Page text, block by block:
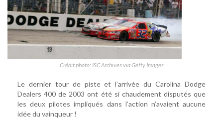
Crédit photo: ISC Archives via Getty Images
Le dernier tour de piste et l’arrivée du Carolina Dodge
Dealers 400 de 2003 ont été si chaudement disputés que
les deux pilotes impliqués dans l’action n’avaient aucune
idée du vainqueur !